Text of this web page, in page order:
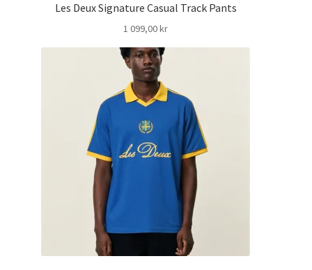
Les Deux Signature Casual Track Pants
1 099,00kr